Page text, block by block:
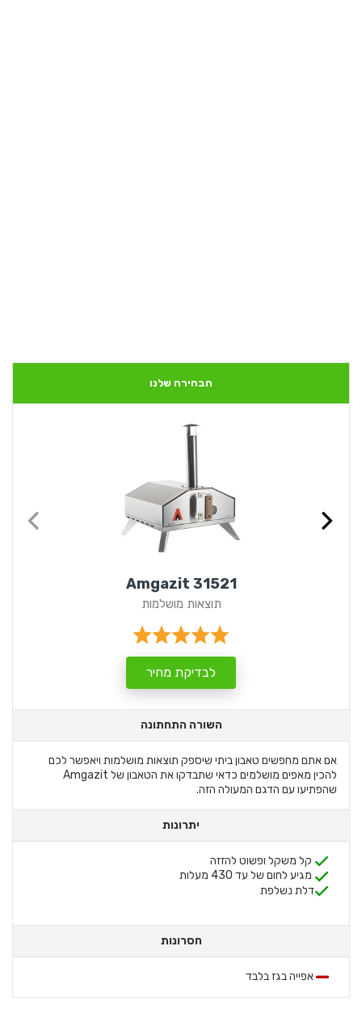
הבחירה שלנו
Amgazit 31521
תוצאות מושלמות
לבדיקת מחיר
השורה התחתונה
אם אתם מחפשים טאבון ביתי שיספק תוצאות מושלמות ויאפשר לכם
להכין מאפים מושלמים כדאי שתבדקו את הטאבון של Amgazit
שהפתיעו עם הדגם המעולה הזה.
יתרונות
קל משקל ופשוט להזזה
מגיע לחום של עד 430 מעלות
דלת נשלפת
חסרונות
אפייה בגז בלבד